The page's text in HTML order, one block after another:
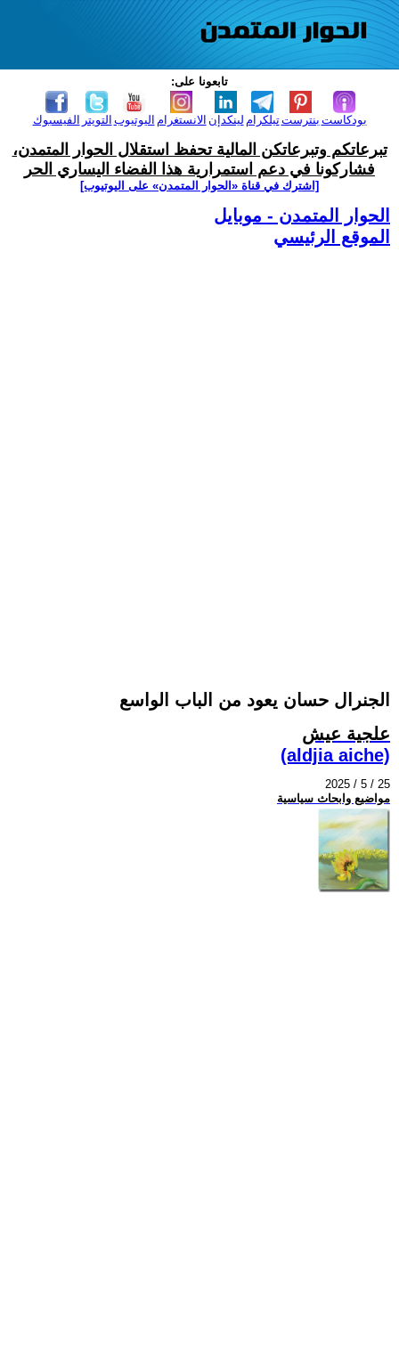
تابعونا على:
الفيسبوك التويتر اليوتيوب الانستغرام لينكدإن تيلكرامبنترست بودكاست
تبرعاتكم وتبرعاتكن المالية تحفظ استقلال الحوار المتمدن،
فشاركونا في دعم استمرارية هذا الفضاء اليساري الحر
[اشترك في قناة ‫«الحوار المتمدن» على اليوتيوب]
الحوار المتمدن - موبايل
الموقع الرئيسي
الجنرال حسان يعود من الباب الواسع
علجية عيش
(aldjia aiche)
2025 / 5 / 25
مواضيع وابحاث سياسية